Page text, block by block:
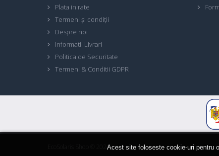
Acest site foloseste cookie-uri pentru
Plata in rate
Termeni și condiții
Despre noi
Informatii Livrari
Politica de Securitate
Termeni & Conditii GDPR
© 2026